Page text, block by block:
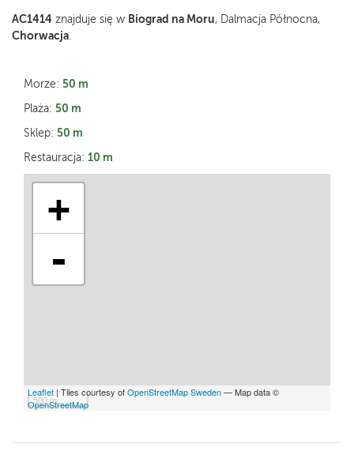
AC1414 znajduje się w Biograd na Moru, Dalmacja Północna,
Chorwacja
Morze: 50 m
Plaża: 50 m
Sklep: 50 m
Restauracja: 10 m
+
-
500 m
Leaflet | Tiles courtesy ofOpenStreetMap Sweden— Map data ©
OpenStreetMap